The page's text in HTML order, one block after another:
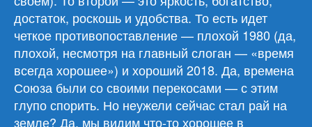
достаток, роскошь и удобства. То есть идет
четкое противопоставление — плохой 1980 (да,
плохой, несмотря на главный слоган — «время
всегда хорошее») и хороший 2018. Да, времена
Союза были со своими перекосами — с этим
глупо спорить. Но неужели сейчас стал рай на
земле? Да, мы видим что-то хорошее в